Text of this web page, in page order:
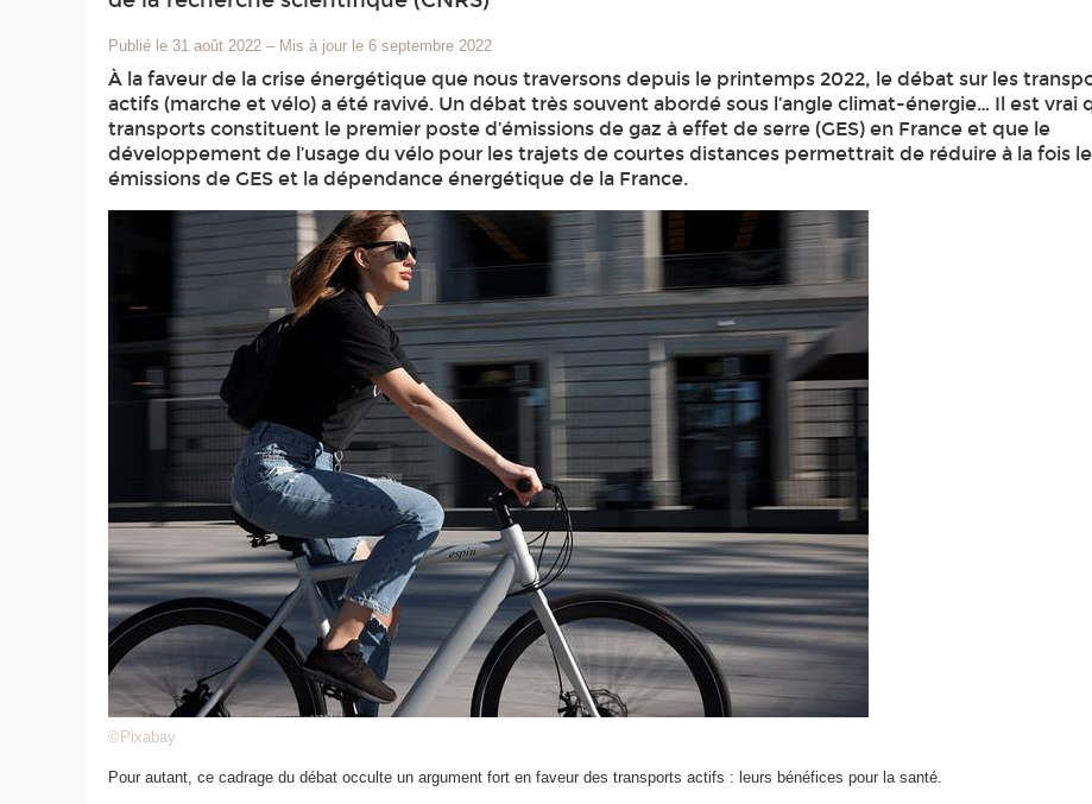
Publié le 31 août 2022 – Mis à jour le 6 septembre 2022
À la faveur de la crise énergétique que nous traversons depuis le printemps 2022, le débat sur les
actifs (marche et vélo) a été ravivé. Un débat très souvent abordé sous l’angle climat-énergie… Il est vrai
transports constituent le premier poste d’émissions de gaz à effet de serre (GES) en France et que le
développement de l’usage du vélo pour les trajets de courtes distances permettrait de réduire à la fois
émissions de GES et la dépendance énergétique de la France.
©Pixabay
Pour autant, ce cadrage du débat occulte un argument fort en faveur des transports actifs : leurs bénéfices pour la santé.